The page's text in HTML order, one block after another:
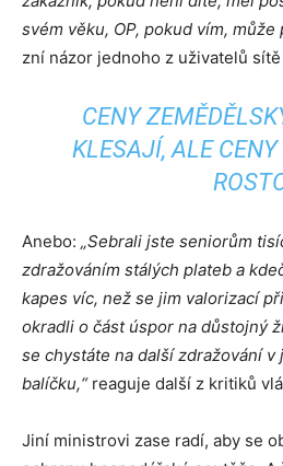
svém věku, OP, pokud vím,
zní názor jednoho z uživatelů sítě
CENY
KLESAJÍ, ALE
Anebo: „Sebrali jste seniorům
zdražováním stálých plateb a
kapes víc, než se jim valorizací
okradli o část úspor na důstojný
se chystáte na další zdražování v
balíčku,“ reaguje další z kritiků
Jiní ministrovi zase radí, aby se